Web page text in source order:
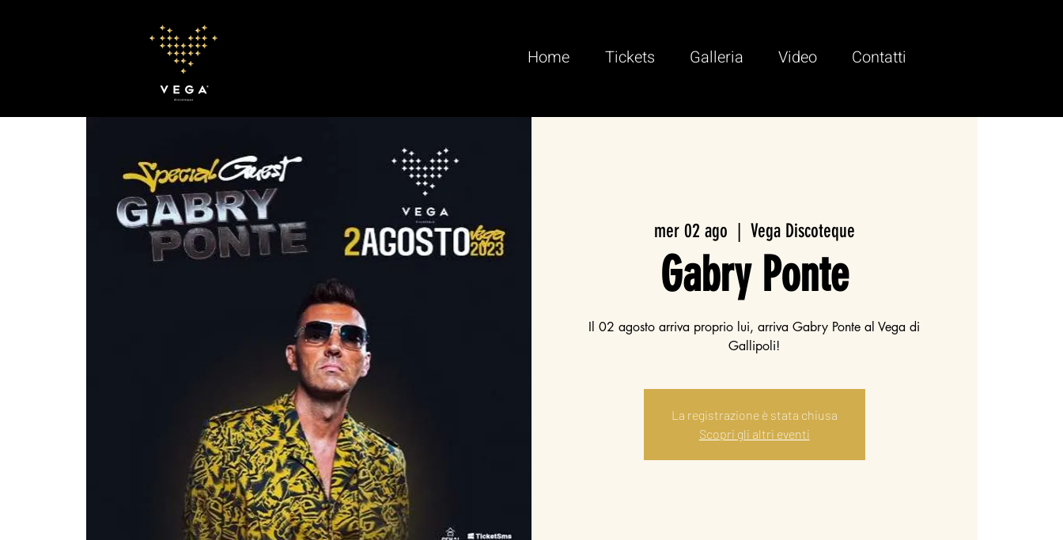
Home Tickets Galleria Video Contatti
mer 02 ago Vega Discoteque
Gabry Ponte
Il 02 agosto arriva proprio lui, arriva Gabry Ponte al Vega di
Gallipoli!
La registrazione è stata chiusa
Scopri gli altri eventi